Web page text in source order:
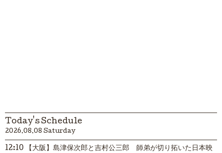
Today's Schedule
2026.08.08 Saturday
12:10 【大阪】島津保次郎と吉村公三郎 師弟が切り拓いた日本映